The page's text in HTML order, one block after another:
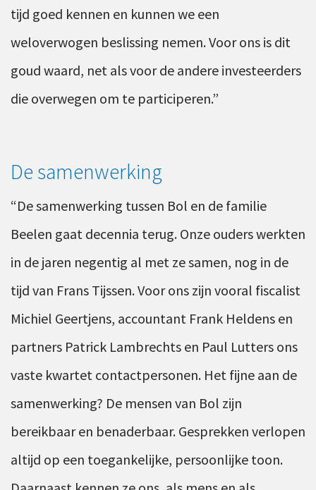
tijd goed kennen en kunnen we een
weloverwogen beslissing nemen. Voor ons is dit
goud waard, net als voor de andere investeerders
die overwegen om te participeren.”
De samenwerking
“De samenwerking tussen Bol en de familie
Beelen gaat decennia terug. Onze ouders werkten
in de jaren negentig al met ze samen, nog in de
tijd van Frans Tijssen. Voor ons zijn vooral fiscalist
Michiel Geertjens, accountant Frank Heldens en
partners Patrick Lambrechts en Paul Lutters ons
vaste kwartet contactpersonen. Het fijne aan de
samenwerking? De mensen van Bol zijn
bereikbaar en benaderbaar. Gesprekken verlopen
altijd op een toegankelijke, persoonlijke toon.